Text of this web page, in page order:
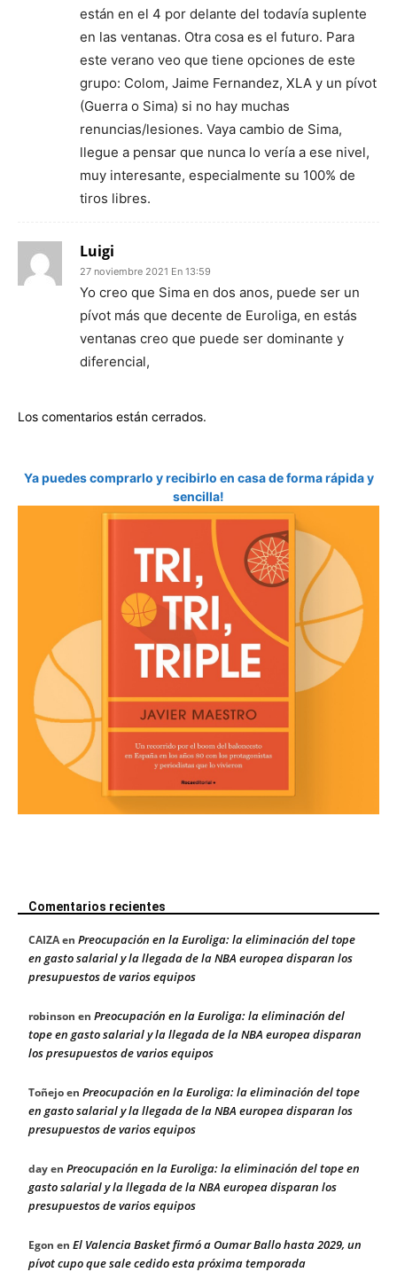
están en el 4 por delante del todavía suplente
en las ventanas. Otra cosa es el futuro. Para
este verano veo que tiene opciones de este
grupo: Colom, Jaime Fernandez, XLA y un pívot
(Guerra o Sima) si no hay muchas
renuncias/lesiones. Vaya cambio de Sima,
llegue a pensar que nunca lo vería a ese nivel,
muy interesante, especialmente su 100% de
tiros libres.
Luigi
27 noviembre 2021 En 13:59
Yo creo que Sima en dos anos, puede ser un
pívot más que decente de Euroliga, en estás
ventanas creo que puede ser dominante y
diferencial,
Los comentarios están cerrados.
Ya puedes comprarlo y recibirlo en casa de forma rápida y
sencilla!
Comentarios recientes
CAIZAen Preocupación en la Euroliga: la eliminación del tope
en gasto salarial y la llegada de la NBA europea disparan los
presupuestos de varios equipos
robinson en Preocupación en la Euroliga: la eliminación del
tope en gasto salarial y la llegada de la NBA europea disparan
los presupuestos de varios equipos
Toñejoen Preocupación en la Euroliga: la eliminación del tope
en gasto salarial y la llegada de la NBA europea disparan los
presupuestos de varios equipos
dayen Preocupación en la Euroliga: la eliminación del tope en
gasto salarial y la llegada de la NBA europea disparan los
presupuestos de varios equipos
Egon en El Valencia Basket firmó a Oumar Ballo hasta 2029, un
pívot cupo que sale cedido esta próxima temporada